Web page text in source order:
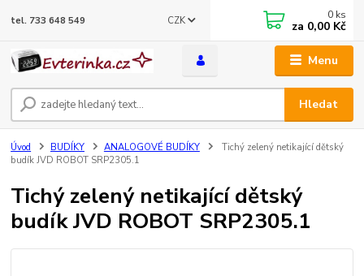
Menu
CZK
Hledat
tel. 733 648 549 0 ks
za 0,00 Kč
Úvod BUDÍKY ANALOGOVÉ BUDÍKY
Tichý zelený netikající dětský
budík JVD ROBOT SRP2305.1
Tichý zelený netikající dětský
budík JVD ROBOT SRP2305.1